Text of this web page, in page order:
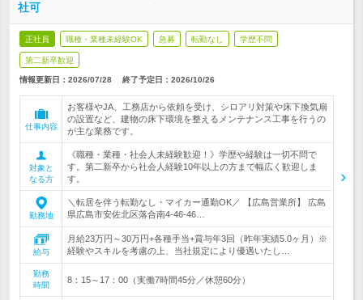
社可
正社員 職種・業種未経験OK 急募 転勤なし 学歴不問
第二新卒歓迎
情報更新日：2026/07/28 終了予定日： 2026/10/26
仕事内容
お客様やJA、工務店から依頼を受け、シロアリ対策や床下換気扇
の設置など、建物の床下環境を整えるメンテナンス工事を行うの
が主な業務です。
対象と
なる方
《職種・業種・社会人未経験歓迎！》学歴や経験は一切不問で
す。第二新卒から社会人経験10年以上の方まで幅広く歓迎しま
す。
勤務地
＼転居を伴う転勤なし・マイカー通勤OK／ 【広島営業所】 広島
県広島市安佐北区落合南4-46-46…
給与
月給23万円～30万円+各種手当+賞与年3回（昨年実績5.0ヶ月）※
経験やスキルを考慮の上、当社規定により優遇いたし…
勤務
時間
8：15～17：00（実働7時間45分／休憩60分）